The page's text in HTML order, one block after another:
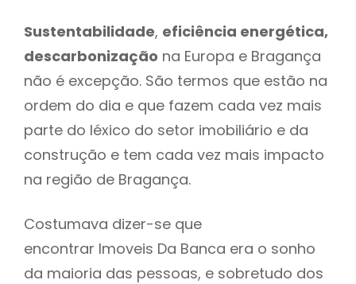
Sustentabilidade, eficiência energética,
descarbonização na Europa e Bragança
não é excepção. São termos que estão na
ordem do dia e que fazem cada vez mais
parte do léxico do setor imobiliário e da
construção e tem cada vez mais impacto
na região de Bragança.
Costumava dizer-se que
encontrar Imoveis Da Banca era o sonho
da maioria das pessoas, e sobretudo dos